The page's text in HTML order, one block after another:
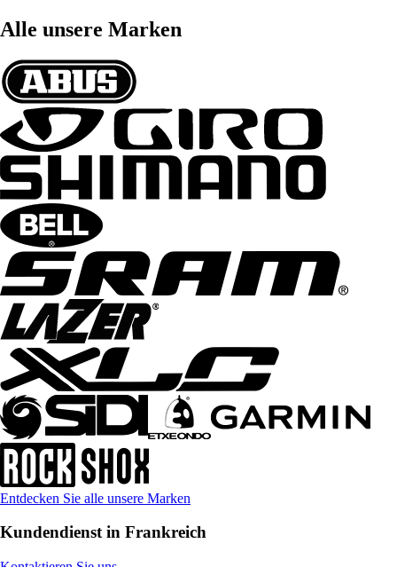
Alle unsere Marken
Entdecken Sie alle unsere Marken
Kundendienst in Frankreich